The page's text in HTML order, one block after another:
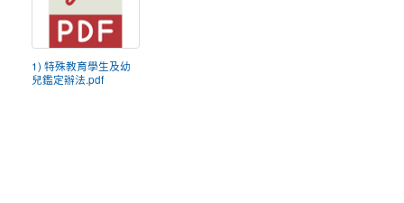
1) 特殊教育學生及幼
兒鑑定辦法.pdf